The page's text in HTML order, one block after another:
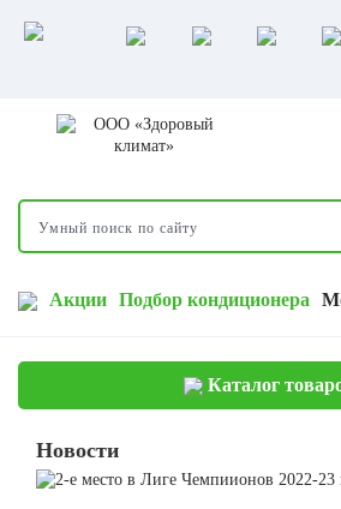
Акции Подбор кондиционера
Каталог
Новости